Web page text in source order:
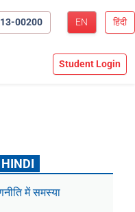
00200 EN हिंदी
Student Login
में समस्या